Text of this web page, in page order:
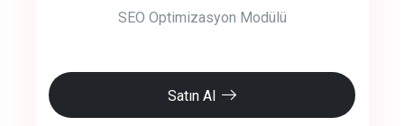
SEO Optimizasyon Modülü
Satın Al